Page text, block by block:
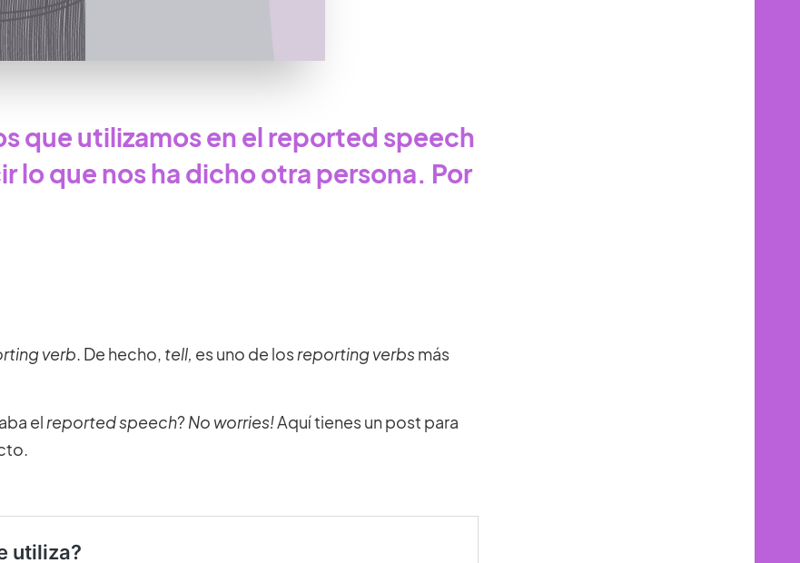
que utilizamos en el reported speech
que nos ha dicho otra persona. Por
verb. De hecho, tell, es uno de losreporting verbsmás
el reported speech?No worries!Aquí tienes un post para